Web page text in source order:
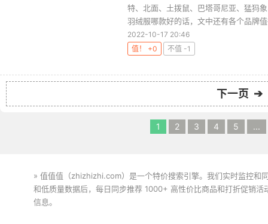
特、北面、土拨鼠、巴塔哥尼亚、猛犸
羽绒服哪款好的话，文中还有各个品牌
2022-10-17 20:46
值！ +0
不值 -1
下一页 ➔
1 2 3 4 5 ...
» 值值值（zhizhizhi.com）是一个特价搜索引擎。我们实时监控和
和低质量数据后，每日同步推荐 1000+ 高性价比商品和打折促销
信息。